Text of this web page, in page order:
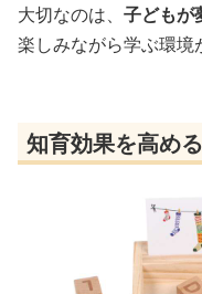
大切なのは、 子どもが
楽しみながら学ぶ環境
知育効果を高め